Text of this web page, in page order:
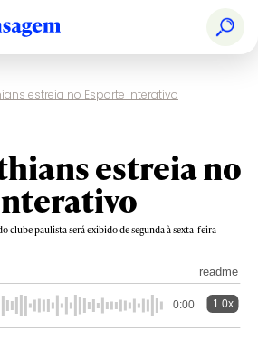
estreia no Esporte Interativo
estreia no
clube paulista será exibido de segunda à sexta-feira
readme
0:00 1.0x